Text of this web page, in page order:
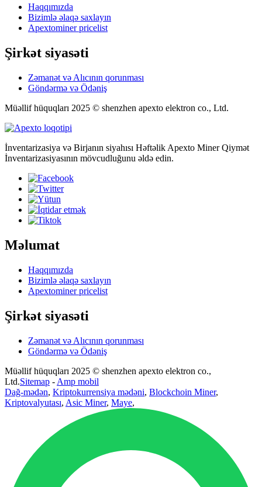
Haqqımızda
Bizimlə əlaqə saxlayın
Apextominer pricelist
Şirkət siyasəti
Zəmanət və Alıcının qorunması
Göndərmə və Ödəniş
Müəllif hüquqları 2025 © shenzhen apexto elektron co., Ltd.
İnventarizasiya və Birjanın siyahısı Həftəlik Apexto Miner Qiymət
İnventarizasiyasının mövcudluğunu əldə edin.
Məlumat
Haqqımızda
Bizimlə əlaqə saxlayın
Apextominer pricelist
Şirkət siyasəti
Zəmanət və Alıcının qorunması
Göndərmə və Ödəniş
Müəllif hüquqları 2025 © shenzhen apexto elektron co.,
Ltd.Sitemap - Amp mobil
Dağ-mədən, Kriptokurrensiya mədəni, Blockchoin Miner,
Kriptovalyutası, Asic Miner, Maye,